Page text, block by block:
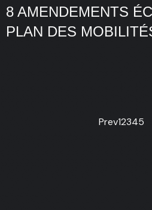
8 AMENDEMENTS
PLAN DES
Prev12345